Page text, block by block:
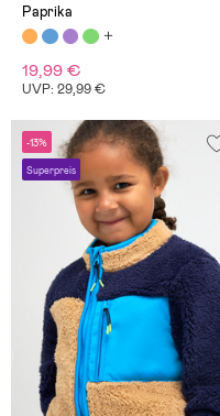
Paprika
19,99 €
UVP: 29,99 €
-13%
Superpreis